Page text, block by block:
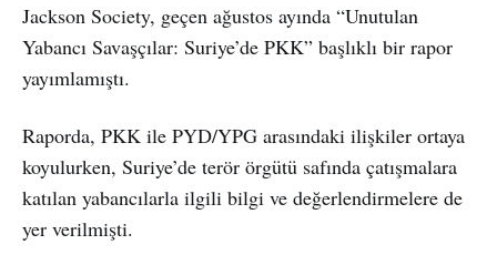
Jackson Society, geçen ağustos ayında “Unutulan
Yabancı Savaşçılar: Suriye’de PKK” başlıklı bir rapor
yayımlamıştı.
Raporda, PKK ile PYD/YPG arasındaki ilişkiler ortaya
koyulurken, Suriye’de terör örgütü safında çatışmalara
katılan yabancılarla ilgili bilgi ve değerlendirmelere de
yer verilmişti.